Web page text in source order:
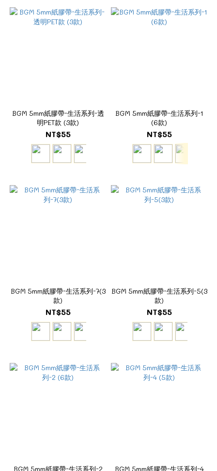
BGM 5mm紙膠帶-生活系列-透
明PET款 (3款)
NT$55
BGM 5mm紙膠帶-生活系列-1
(6款)
NT$55
BGM 5mm紙膠帶-生活系列-7(3
款)
NT$55
BGM 5mm紙膠帶-生活系列-5(3
款)
NT$55
BGM 5mm紙膠帶-生活系列-2 BGM 5mm紙膠帶-生活系列-4